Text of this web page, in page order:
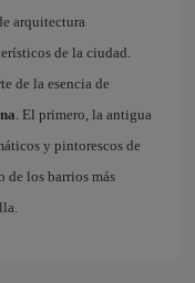
arquitectura
de la ciudad.
de la esencia de
. El primero, la antigua
y pintorescos de
de los barrios más